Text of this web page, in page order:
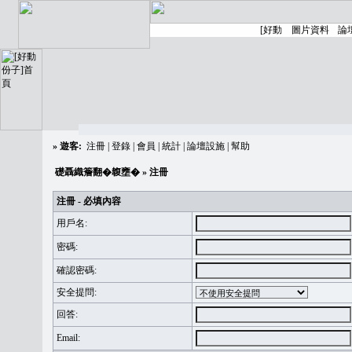
» 遊客: 注冊 登錄 會員 統計 論壇設施 幫助
礎聶織簷翻�䪖壅� » 注冊
注冊 - 必填內容
用戶名:
密碼:
確認密碼:
安全提問:
回答:
Email: